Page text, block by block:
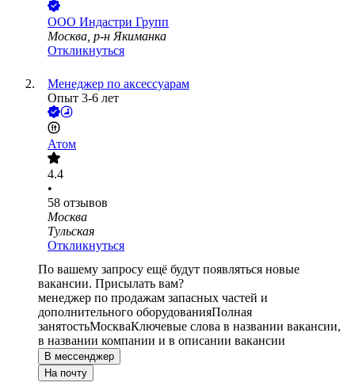
ООО Индастри Групп
Москва, р-н Якиманка
Откликнуться
Менеджер по аксессуарам
Опыт 3-6 лет
Атом
4.4
•
58 отзывов
Москва
Тульская
Откликнуться
По вашему запросу ещё будут появляться новые
вакансии. Присылать вам?
менеджер по продажам запасных частей и
дополнительного оборудованияПолная
занятостьМоскваКлючевые слова в названии вакансии,
в названии компании и в описании вакансии
В мессенджер
На почту